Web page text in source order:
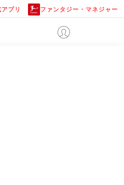
プリ ファンタジー・マネジャー